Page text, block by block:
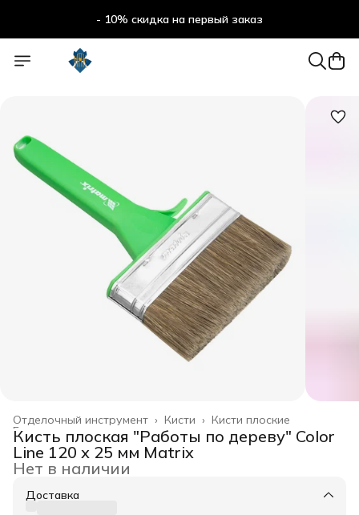
- 10% скидка на первый заказ
Кисти плоские
Кисти ›
Отделочный инструмент ›
Главная
Кисть плоская "Работы по дереву" Color
Line 120 х 25 мм Matrix
Нет в наличии
Доставка